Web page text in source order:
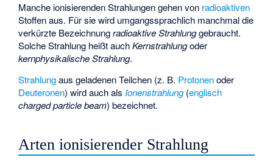
Manche ionisierenden Strahlungen gehen von radioaktiven
Stoffen aus. Für sie wird umgangssprachlich manchmal die
verkürzte Bezeichnungradioaktive Strahlunggebraucht.
Solche Strahlung heißt auchKernstrahlungoder
kernphysikalische Strahlung.
Strahlungaus geladenen Teilchen (z. B. Protonenoder
Deuteronen) wird auch als Ionenstrahlung(englisch
charged particle beam) bezeichnet.
Arten ionisierender Strahlung